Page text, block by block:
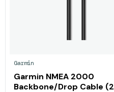
Garmin
Garmin NMEA 2000
Backbone/Drop Cable